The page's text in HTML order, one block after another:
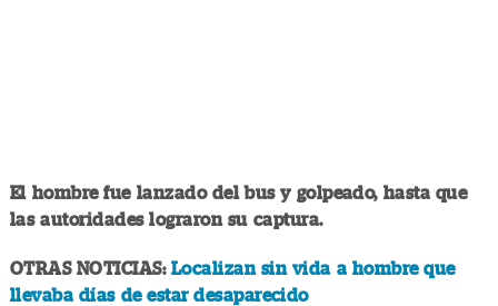
El hombre fue lanzado del bus y golpeado, hasta que
las autoridades lograron su captura.
OTRAS NOTICIAS: Localizan sin vida a hombre que
llevaba días de estar desaparecido